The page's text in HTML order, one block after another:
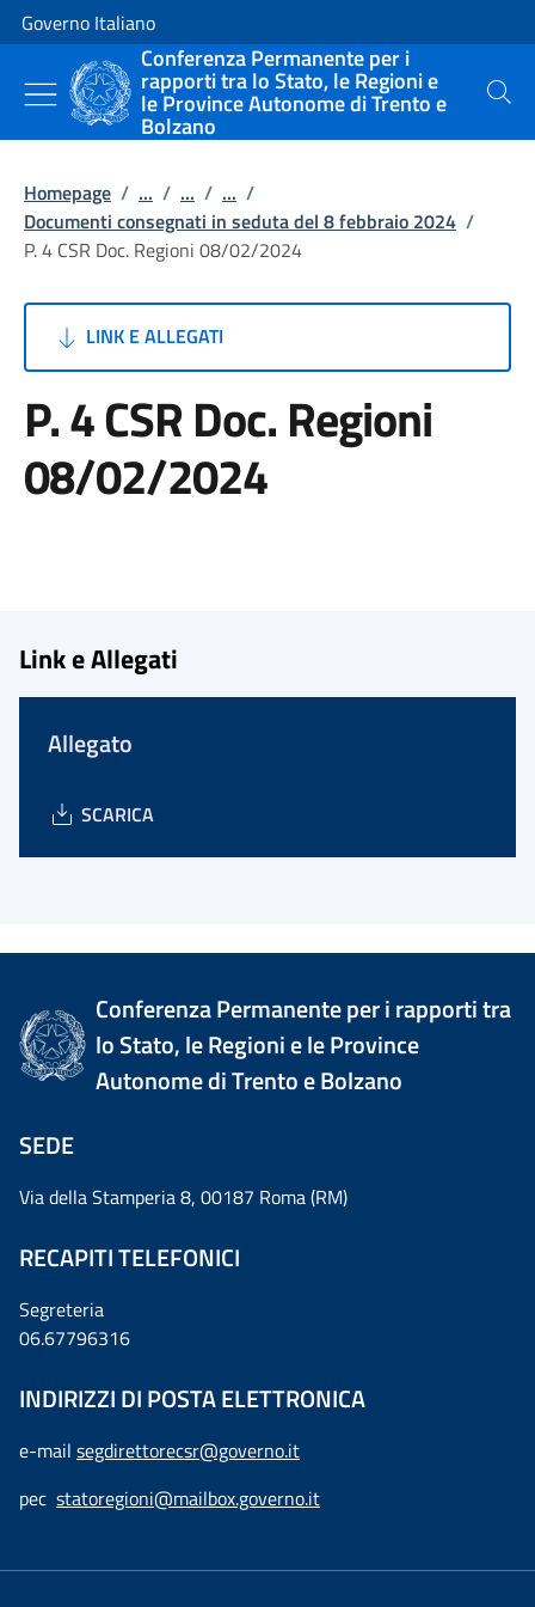
Vai al contenuto
Vai alla navigazione del sito
Governo Italiano
Conferenza Permanente per i
rapporti tra lo Stato, le Regioni e
le Province Autonome di Trento e
Bolzano
Cerca
Homepage / ... / ... / ... /
Documenti consegnati in seduta del 8 febbraio 2024 /
P. 4 CSR Doc. Regioni 08/02/2024
LINK E ALLEGATI
P. 4 CSR Doc. Regioni
08/02/2024
Link e Allegati
Allegato
SCARICA
Conferenza Permanente per i rapporti tra
lo Stato, le Regioni e le Province
Autonome di Trento e Bolzano
SEDE
Via della Stamperia 8, 00187 Roma (RM)
RECAPITI TELEFONICI
Segreteria
06.67796316
INDIRIZZI DI POSTA ELETTRONICA
e-mail segdirettorecsr@governo.it
pec statoregioni@mailbox.governo.it